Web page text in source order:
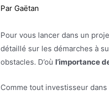
Par Gaëtan
Pour vous lancer dans un
détaillé sur les démarches à
obstacles. D’où l’importance
Comme tout investisseur